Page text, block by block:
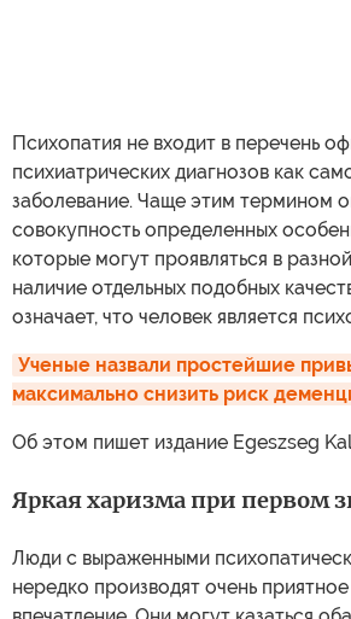
Психопатия не входит в перечень
психиатрических диагнозов как
заболевание. Чаще этим термином
совокупность определенных
которые могут проявляться в
наличие отдельных подобных
означает, что человек является
Ученые назвали простейшие
максимально снизить риск
Об этом пишет издание Egeszseg
Яркая харизма при первом
Люди с выраженными
нередко производят очень